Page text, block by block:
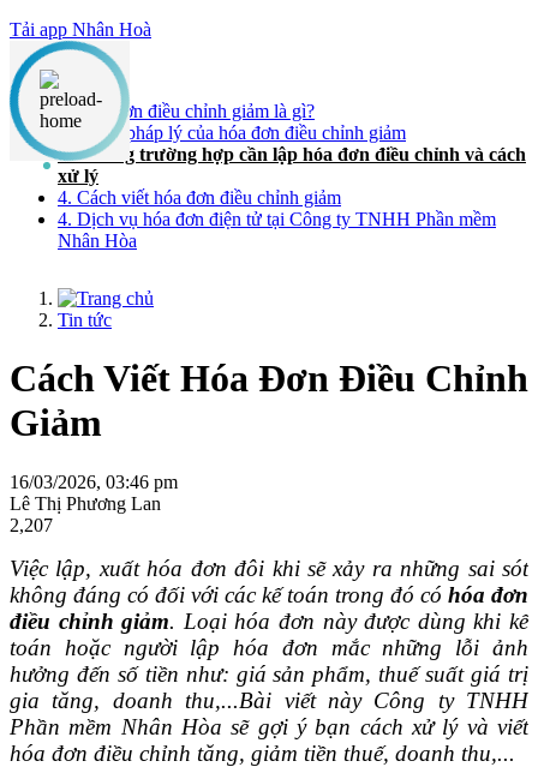
Tải app Nhân Hoà
Nội dung chính
1. Hóa đơn điều chỉnh giảm là gì?
2. Cơ sở pháp lý của hóa đơn điều chỉnh giảm
3. Những trường hợp cần lập hóa đơn điều chỉnh và cách
xử lý
4. Cách viết hóa đơn điều chỉnh giảm
4. Dịch vụ hóa đơn điện tử tại Công ty TNHH Phần mềm
Nhân Hòa
Tin tức
Cách Viết Hóa Đơn Điều Chỉnh
Giảm
16/03/2026, 03:46 pm
Lê Thị Phương Lan
2,207
Việc lập, xuất hóa đơn đôi khi sẽ xảy ra những sai sót
không đáng có đối với các kế toán trong đó có hóa đơn
điều chỉnh giảm. Loại hóa đơn này được dùng khi kế
toán hoặc người lập hóa đơn mắc những lỗi ảnh
hưởng đến số tiền như: giá sản phẩm, thuế suất giá trị
gia tăng, doanh thu,...Bài viết này Công ty TNHH
Phần mềm Nhân Hòa sẽ gợi ý bạn cách xử lý và viết
hóa đơn điều chỉnh tăng, giảm tiền thuế, doanh thu,...